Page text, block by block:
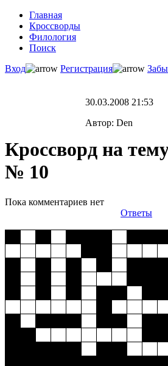
Главная
Кроссворды
Филология
Поиск
Вход
Регистрация
30.03.2008
Автор: Den
Кроссворд на
№ 10
Пока комментариев нет
Ответы